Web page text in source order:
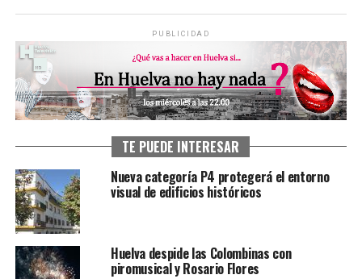
PUBLICIDAD
TE PUEDE INTERESAR
Nueva categoría P4 protegerá el entorno
visual de edificios históricos
Huelva despide las Colombinas con
piromusical y Rosario Flores